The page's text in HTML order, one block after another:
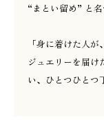
“まとい留め” と
「身に着けた人
ジュエリーを届け
い、ひとつひとつ